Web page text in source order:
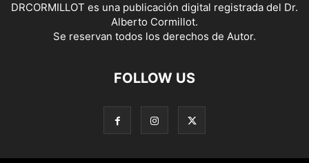
DRCORMILLOT es una publicación digital registrada del Dr.
Alberto Cormillot.
Se reservan todos los derechos de Autor.
FOLLOW US